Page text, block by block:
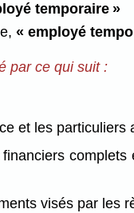
temporaire »
« employé
par ce qui suit :
et les
visés par les